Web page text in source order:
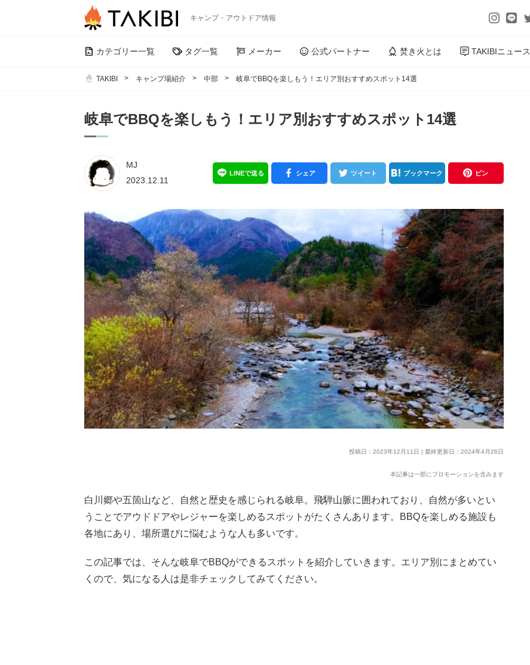
キャンプ・アウトドア情報
カテゴリー一覧 タグ一覧 メーカー 公式パートナー 焚き火とは TAKIBIニュース
TAKIBI キャンプ場紹介 中部 岐阜でBBQを楽しもう！エリア別おすすめスポット14選
岐阜でBBQを楽しもう！エリア別おすすめスポット14選
MJ
2023.12.11
LINEで送る シェア ツイート ブックマーク ピン
投稿日：2023年12月11日 | 最終更新日：2024年4月26日
本記事は一部にプロモーションを含みます
白川郷や五箇山など、自然と歴史を感じられる岐阜。飛騨山脈に囲われており、自然が多いとい
うことでアウドドアやレジャーを楽しめるスポットがたくさんあります。BBQを楽しめる施設も
各地にあり、場所選びに悩むような人も多いです。
この記事では、そんな岐阜でBBQができるスポットを紹介していきます。エリア別にまとめてい
くので、気になる人は是非チェックしてみてください。